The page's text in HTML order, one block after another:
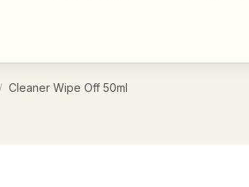
Cleaner Wipe Off 50ml